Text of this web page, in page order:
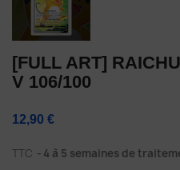
[FULL ART]
V 106/100
12,90 €
TTC 4 à 5 semaines de